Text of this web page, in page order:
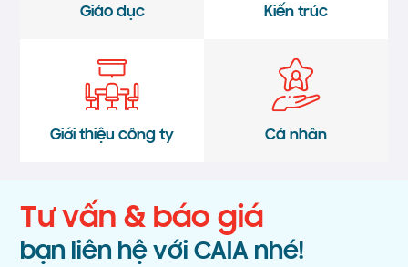
Giáo dục Kiến trúc
Giới thiệu công ty Cá nhân
Tư vấn & báo giá
bạn liên hệ với CAIA nhé!